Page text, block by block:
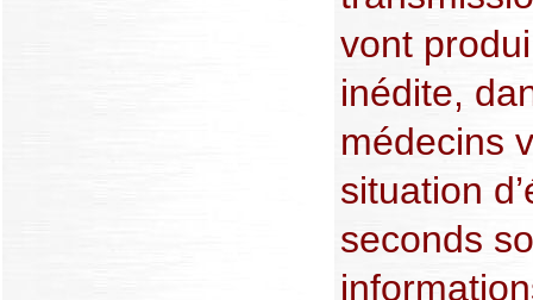
vont
inédite,
médecins
situation
seconds